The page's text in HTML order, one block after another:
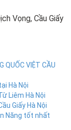
Vọng, Cầu Giấy
QUỐC VIỆT CẦU
Hà Nội
Liêm Hà Nội
Giấy Hà Nội
Năng tốt nhất